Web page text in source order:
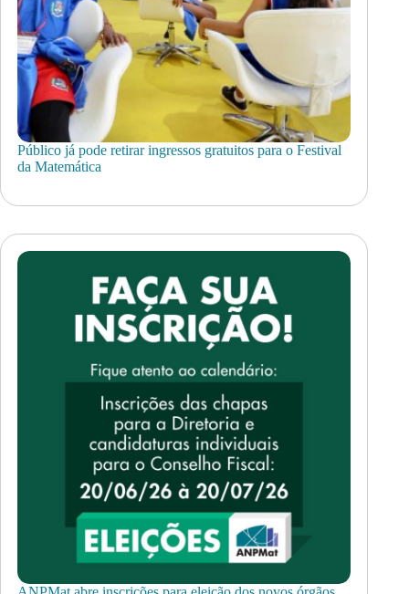
Público já pode retirar ingressos gratuitos para o Festival
da Matemática